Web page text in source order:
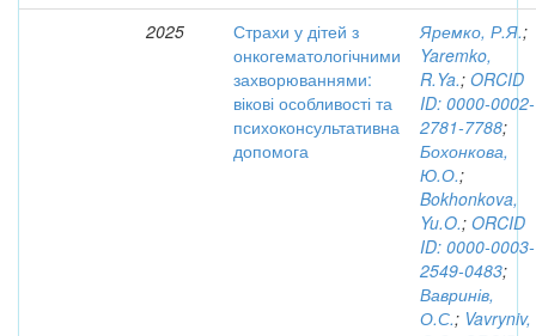
2025
Страхи у дітей з
онкогематологічними
захворюваннями:
вікові особливості та
психоконсультативна
допомога
Яремко, Р.Я.;
Yaremko,
R.Ya.; ORCID
ID: 0000-0002-
2781-7788;
Бохонкова,
Ю.О.;
Bokhonkova,
Yu.O.; ORCID
ID: 0000-0003-
2549-0483;
Вавринів,
О.С.; Vavryniv,